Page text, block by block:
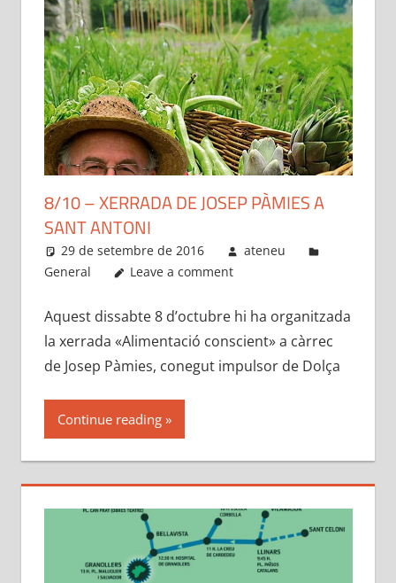
8/10 – XERRADA DE JOSEP PÀMIES A
SANT ANTONI
29 de setembre de 2016
ateneu
General
Leave a comment
Aquest dissabte 8 d’octubre hi ha organitzada
la xerrada «Alimentació conscient» a càrrec
de Josep Pàmies, conegut impulsor de Dolça
Continue reading